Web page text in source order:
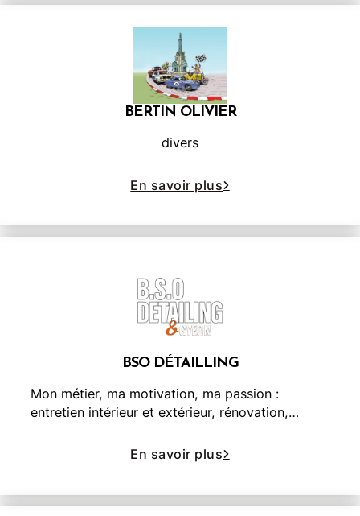
BERTIN OLIVIER
divers
En savoir plus
BSO DÉTAILLING
Mon métier, ma motivation, ma passion :
entretien intérieur et extérieur, rénovation,…
En savoir plus